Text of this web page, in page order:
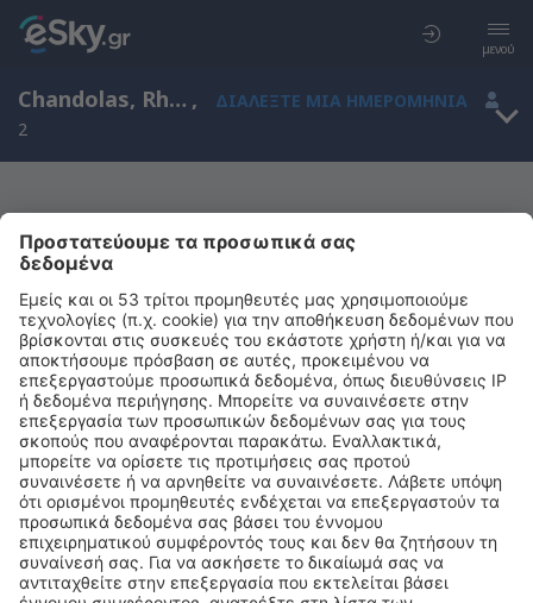
μενού
Chandolas, Rhone-Alpes, Γαλλία ,
ΔΙΑΛΈΞΤΕ ΜΙΑ ΗΜΕΡΟΜΗΝΊΑ
2
Μας συγχωρείτε, δεν υπάρχουν
αποτελέσματα για την αναζήτησή σας
Προσπαθήστε να κάνετε αναζήτηση με διαφορετικά κριτήρια
Copyright © eSky.gr. Με την επιφύλαξη παντός νομίμου δικαιώματος.